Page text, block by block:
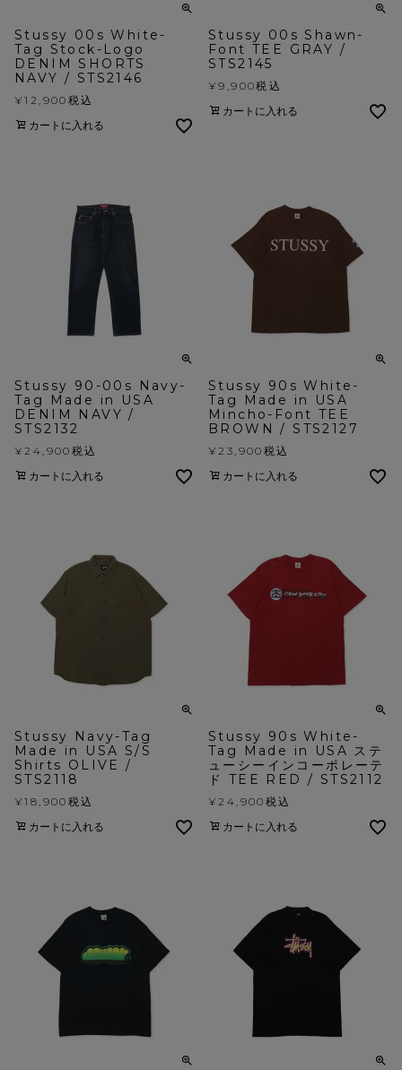
Stussy 00s White-
Tag Stock-Logo
DENIM SHORTS
NAVY / STS2146
¥12,900 税込
カートに入れる
Stussy 00s Shawn-
Font TEE GRAY /
STS2145
¥9,900税込
カートに入れる
Stussy 90-00s Navy-
Tag Made in USA
DENIM NAVY /
STS2132
¥ 24,900 税込
カートに入れる
Stussy 90s White-
Tag Made in USA
Mincho-Font TEE
BROWN / STS2127
¥ 23,900 税込
カートに入れる
Stussy Navy-Tag
Made in USA S/S
Shirts OLIVE /
STS2118
¥18,900 税込
カートに入れる
Stussy 90s White-
Tag Made in USA ステ
ューシーインコーポレーテ
ド TEE RED / STS2112
¥ 24,900 税込
カートに入れる